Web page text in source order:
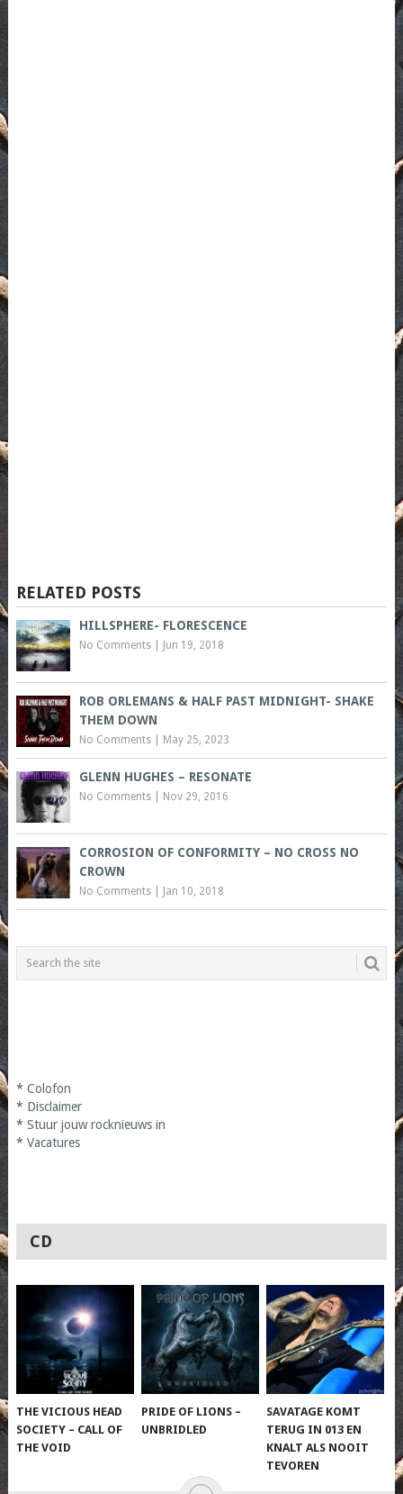
RELATED POSTS
HILLSPHERE- FLORESCENCE
No Comments| Jun 19, 2018
ROB ORLEMANS & HALF PAST MIDNIGHT- SHAKE
THEM DOWN
No Comments| May 25, 2023
GLENN HUGHES – RESONATE
No Comments| Nov 29, 2016
CORROSION OF CONFORMITY – NO CROSS NO
CROWN
No Comments| Jan 10, 2018
* Colofon
* Disclaimer
* Stuur jouw rocknieuws in
* Vacatures
CD
THE VICIOUS HEAD
SOCIETY – CALL OF
THE VOID
PRIDE OF LIONS –
UNBRIDLED
SAVATAGE KOMT
TERUG IN 013 EN
KNALT ALS NOOIT
TEVOREN